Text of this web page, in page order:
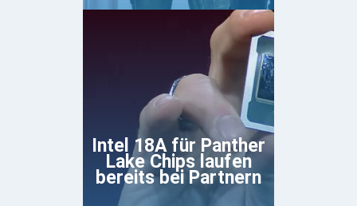
Intel 18A für Panther
Lake Chips laufen
bereits bei Partnern